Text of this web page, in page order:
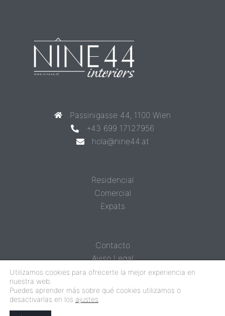
Passinigasse 44, 1100 Wien
+43 699 17127956
hola@nine44.at
Residencial
Comercial
Expats
Contacto
Aviso Legal
Protección de datos
Utilizamos cookies para ofrecerte la mejor experiencia en
nuestra web.
Puedes aprender más sobre qué cookies utilizamos o
desactivarlas en los ajustes